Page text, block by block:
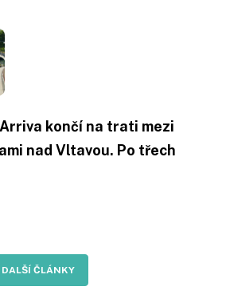
končí na trati mezi
nad Vltavou. Po třech
DALŠÍ ČLÁNKY